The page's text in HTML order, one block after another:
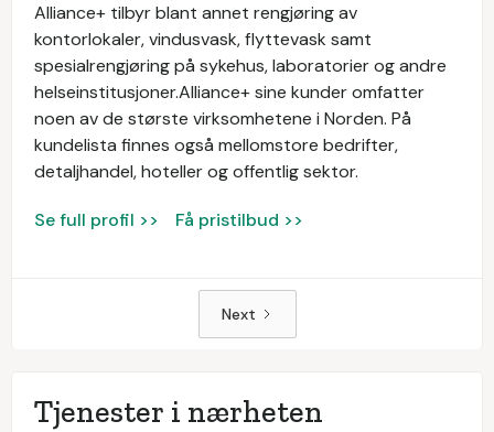
Alliance+ tilbyr blant annet rengjøring av
kontorlokaler, vindusvask, flyttevask samt
spesialrengjøring på sykehus, laboratorier og andre
helseinstitusjoner.Alliance+ sine kunder omfatter
noen av de største virksomhetene i Norden. På
kundelista finnes også mellomstore bedrifter,
detaljhandel, hoteller og offentlig sektor.
Se full profil >> Få pristilbud >>
Next
Tjenester i nærheten